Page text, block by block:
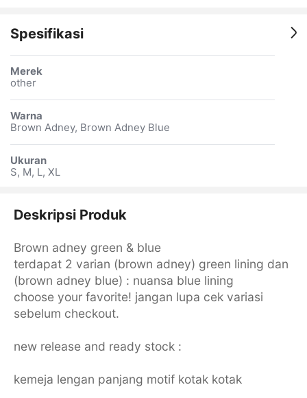
Spesifikasi
Merek
other
Warna
Brown Adney, Brown Adney Blue
Ukuran
S, M, L, XL
Deskripsi Produk
Brown adney green & blue
terdapat 2 varian (brown adney) green lining dan
(brown adney blue) : nuansa blue lining
choose your favorite! jangan lupa cek variasi
sebelum checkout.
new release and ready stock :
kemeja lengan panjang motif kotak kotak